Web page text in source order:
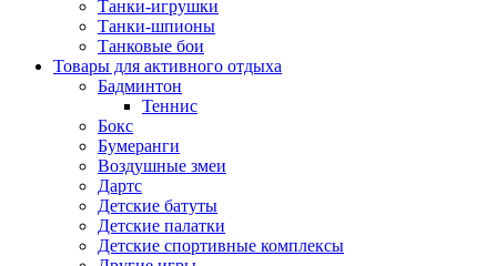
Танки-игрушки
Танки-шпионы
Танковые бои
Товары для активного отдыха
Бадминтон
Теннис
Бокс
Бумеранги
Воздушные змеи
Дартс
Детские батуты
Детские палатки
Детские спортивные комплексы